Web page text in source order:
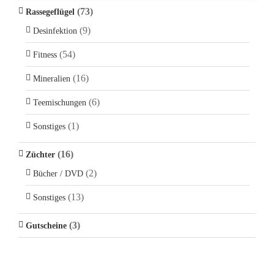
Rassegeflügel (73)
Desinfektion (9)
Fitness (54)
Mineralien (16)
Teemischungen (6)
Sonstiges (1)
Züchter (16)
Bücher / DVD (2)
Sonstiges (13)
Gutscheine (3)